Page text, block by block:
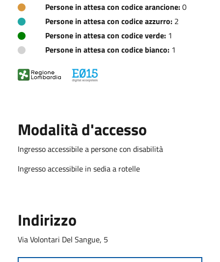
Persone in attesa con codice arancione:0
Persone in attesa con codice azzurro: 2
Persone in attesa con codice verde: 1
Persone in attesa con codice bianco: 1
Modalità d'accesso
Ingresso accessibile a persone con disabilità
Ingresso accessibile in sedia a rotelle
Indirizzo
Via Volontari Del Sangue, 5